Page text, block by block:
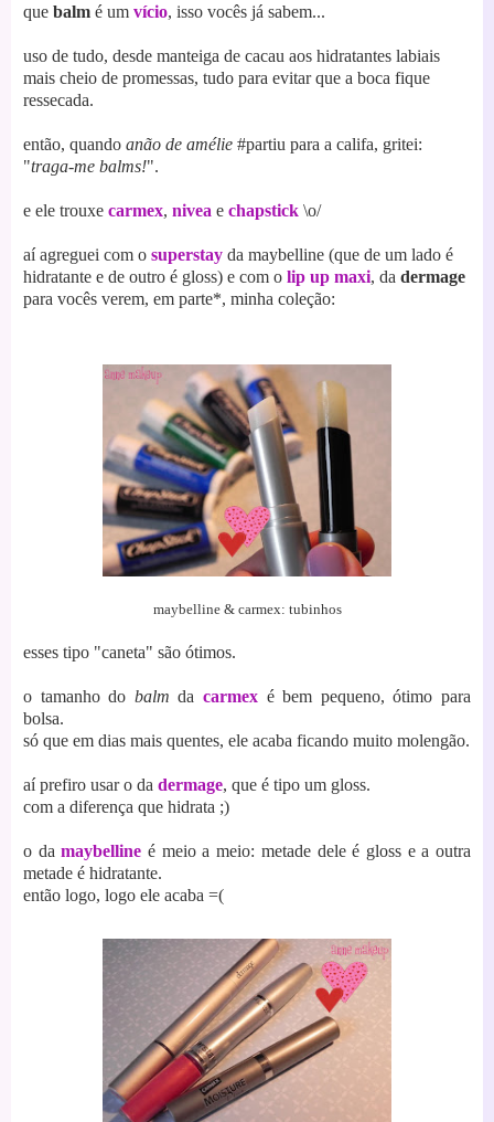
que balm é um vício, isso vocês já sabem...
uso de tudo, desde manteiga de cacau aos hidratantes labiais
mais cheio de promessas, tudo para evitar que a boca fique
ressecada.
então, quando anão de amélie #partiu para a califa, gritei:
"traga-me balms!".
e ele trouxe carmex, nivea e chapstick \o/
aí agreguei com o superstay da maybelline (que de um lado é
hidratante e de outro é gloss) e com o lip up maxi, da dermage
para vocês verem, em parte*, minha coleção:
maybelline & carmex: tubinhos
esses tipo "caneta" são ótimos.
o tamanho do balm dacarmex é bem pequeno, ótimo para
bolsa.
só que em dias mais quentes, ele acaba ficando muito molengão.
aí prefiro usar o da dermage, que é tipo um gloss.
com a diferença que hidrata ;)
o damaybelline é meio a meio: metade dele é gloss e a outra
metade é hidratante.
então logo, logo ele acaba =(